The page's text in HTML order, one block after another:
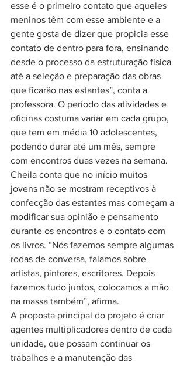
esse é o primeiro contato que aqueles
meninos têm com esse ambiente e a
gente gosta de dizer que propicia esse
contato de dentro para fora, ensinando
desde o processo da estruturação física
até a seleção e preparação das obras
que ficarão nas estantes”, conta a
professora. O período das atividades e
oficinas costuma variar em cada grupo,
que tem em média 10 adolescentes,
podendo durar até um mês, sempre
com encontros duas vezes na semana.
Cheila conta que no início muitos
jovens não se mostram receptivos à
confecção das estantes mas começam a
modificar sua opinião e pensamento
durante os encontros e o contato com
os livros. “Nós fazemos sempre algumas
rodas de conversa, falamos sobre
artistas, pintores, escritores. Depois
fazemos tudo juntos, colocamos a mão
na massa também”, afirma.
A proposta principal do projeto é criar
agentes multiplicadores dentro de cada
unidade, que possam continuar os
trabalhos e a manutenção das